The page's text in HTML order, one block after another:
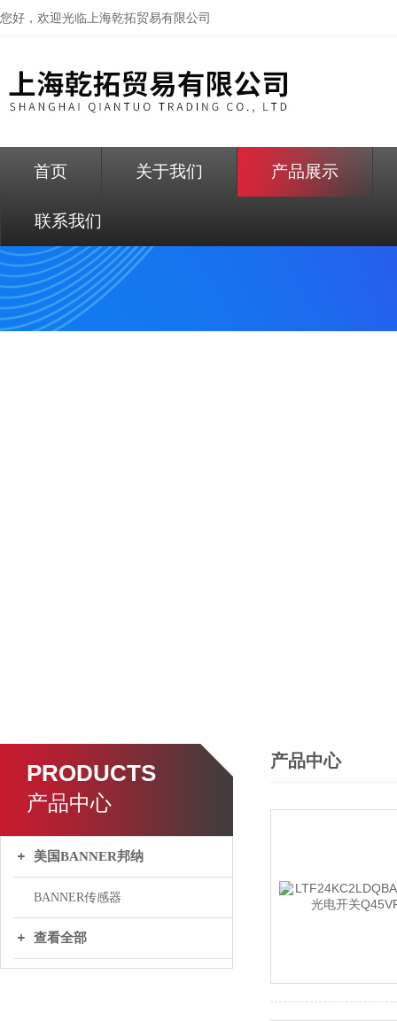
您好，欢迎光临上海乾拓贸易有限公司
首页 关于我们 产品展示
联系我们
PRODUCTS
产品中心
美国BANNER邦纳
BANNER传感器
查看全部
产品中心